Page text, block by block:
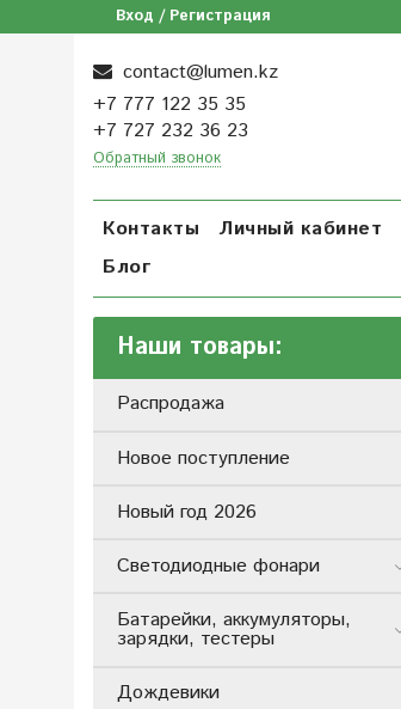
Вход / Регистрация
contact@lumen.kz
+7 777 122 35 35
+7 727 232 36 23
Обратный звонок
Контакты Личный кабинет
Блог
Наши товары:
Распродажа
Новое поступление
Новый год 2026
Светодиодные фонари
Батарейки, аккумуляторы,
зарядки, тестеры
Дождевики